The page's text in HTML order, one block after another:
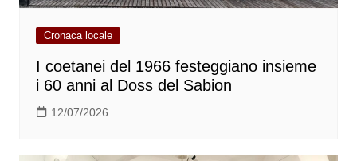
Cronaca locale
I coetanei del 1966 festeggiano insieme
i 60 anni al Doss del Sabion
12/07/2026